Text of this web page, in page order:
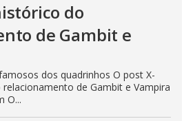
do
de Gambit e
dos quadrinhos O post X-
de Gambit e Vampira
O...